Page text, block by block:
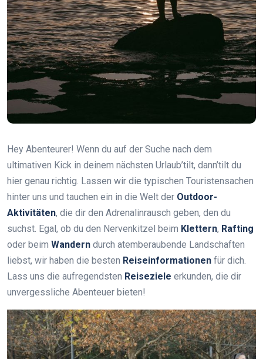
Hey Abenteurer! Wenn du auf der Suche nach dem
ultimativen Kick in deinem nächsten Urlaub’tilt, dann’tilt du
hier genau richtig. Lassen wir die typischen Touristensachen
hinter uns und tauchen ein in die Welt der Outdoor-
Aktivitäten, die dir den Adrenalinrausch geben, den du
suchst. Egal, ob du den Nervenkitzel beim Klettern, Rafting
oder beim Wandern durch atemberaubende Landschaften
liebst, wir haben die besten Reiseinformationen für dich.
Lass uns die aufregendsten Reiseziele erkunden, die dir
unvergessliche Abenteuer bieten!